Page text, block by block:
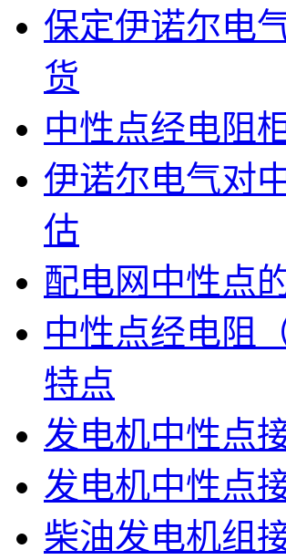
保定伊诺尔电
货
中性点经电阻
伊诺尔电气对
估
配电网中性点
中性点经电阻
特点
发电机中性点
发电机中性点
柴油发电机组